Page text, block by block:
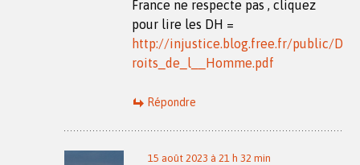
France ne respecte pas , cliquez
pour lire les DH =
http://injustice.blog.free.fr/public/D
roits_de_l__Homme.pdf
Répondre
15 août 2023 à 21 h 32 min